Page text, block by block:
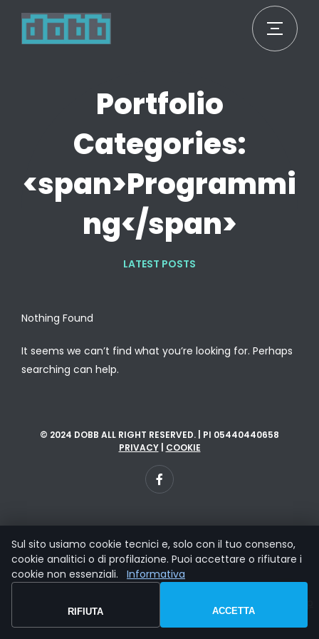
Portfolio
Categories:
<span>Programmi
ng</span>
LATEST POSTS
Nothing Found
It seems we can’t find what you’re looking for. Perhaps
searching can help.
© 2024 DOBB ALL RIGHT RESERVED. | PI 05440440658
PRIVACY| COOKIE
Sul sito usiamo cookie tecnici e, solo con il tuo consenso,
cookie analitici o di profilazione. Puoi accettare o rifiutare i
cookie non essenziali.
Informativa
RIFIUTA ACCETTA